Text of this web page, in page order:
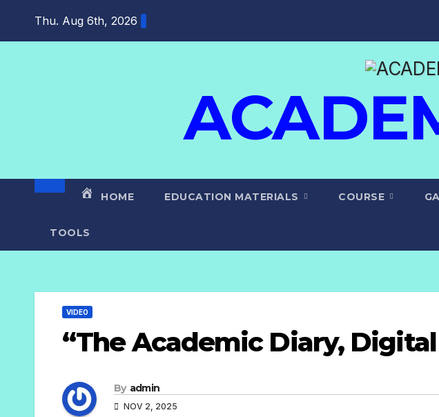
Thu. Aug 6th, 2026
HOME EDUCATION MATERIALS COURSE
TOOLS
VIDEO
“The Academic Diary,
By admin
NOV 2, 2025